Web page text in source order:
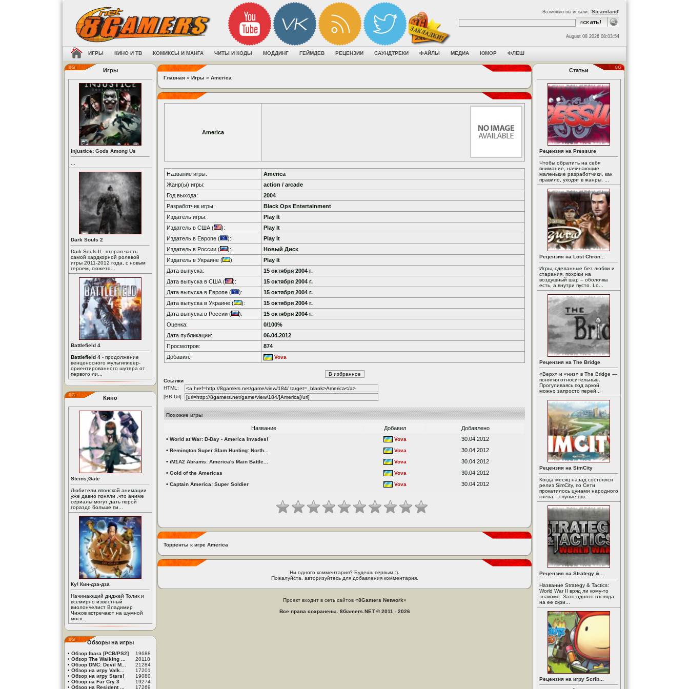
Возможно вы искали: 'Steamland'
August 08 2026 08:03:54
ИГРЫ КИНО И ТВ КОМИКСЫ И МАНГА ЧИТЫ И КОДЫ МОДДИНГ ГЕЙМДЕВ РЕЦЕНЗИИ САУНДТРЕКИ ФАЙЛЫ МЕДИА ЮМОР ФЛЕШ
Игры
Injustice: Gods Among Us
Dark Souls 2
Dark Souls II - вторая часть
самой хардкорной ролевой
игры 2011-2012 года, с новым
героем, сюжето...
Battlefield 4
Battlefield 4 - продолжение
венценосного мультиплеер-
ориентированного шутера от
первого ли...
Кино
Steins;Gate
Любители японской анимации
уже давно поняли ,что аниме
сериалы могут дать порой
гораздо больше пи...
Ку! Кин-дза-дза
Начинающий диджей Толик и
всемирно известный
виолончелист Владимир
Чижов встречают на шумной
моск...
Обзоры на игры
• Обзор Ibara [PCB/PS2]
19688
• Обзор The Walking ...
20118
• Обзор DMC: Devil M...
21284
• Обзор на игру Valk...
17201
• Обзор на игру Stars!
19080
• Обзор на Far Cry 3
19274
• Обзор на Resident ... 17269
Главная » Игры » America
America
Название игры:
America
Жанр(ы) игры:
action / arcade
Год выхода:
2004
Разработчик игры:
Black Ops Entertainment
Издатель игры:
Play It
Издатель в США (
):
Play It
Издатель в Европе (
):
Play It
Издатель в России (
):
Новый Диск
Издатель в Украине (
):
Play It
Дата выпуска:
15 октября 2004 г.
Дата выпуска в США (
):
15 октября 2004 г.
Дата выпуска в Европе (
):
15 октября 2004 г.
Дата выпуска в Украине (
):
15 октября 2004 г.
Дата выпуска в России (
):
15 октября 2004 г.
Оценка:
0/100%
Дата публикации:
06.04.2012
Просмотров:
874
Добавил:
Vova
Ссылки
HTML:
[BB Url]:
Похожие игры
Название Добавил
Добавлено
• World at War: D-Day - America Invades! Vova
30.04.2012
• Remington Super Slam Hunting: North... Vova
30.04.2012
• iM1A2 Abrams: America's Main Battle... Vova
30.04.2012
• Gold of the Americas Vova
30.04.2012
• Captain America: Super Soldier Vova 30.04.2012
Торренты к игре America
Ни одного комментария? Будешь первым :).
Пожалуйста, авторизуйтесь для добавления комментария.
Проект входит в сеть сайтов «8Gamers Network»
Все права сохранены. 8Gamers.NET © 2011 - 2026
Статьи
Рецензия на Pressure
Чтобы обратить на себя
внимание, начинающие
маленькие разработчики, как
правило, уходят в жанры, ...
Рецензия на Lost Chron...
Игры, сделанные без любви и
старания, похожи на
воздушный шар – оболочка
есть, а внутри пусто. Lo...
Рецензия на The Bridge
«Верх» и «низ» в The Bridge —
понятия относительные.
Прогуливаясь под аркой,
можно запросто перей...
Рецензия на SimCity
Когда месяц назад состоялся
релиз SimCity, по Сети
прокатилось цунами народного
гнева – глупые ош...
Рецензия на Strategy &...
Название Strategy & Tactics:
World War II вряд ли кому-то
знакомо. Зато одного взгляда
на ее скри...
Рецензия на игру Scrib...